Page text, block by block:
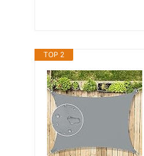
TOP 2